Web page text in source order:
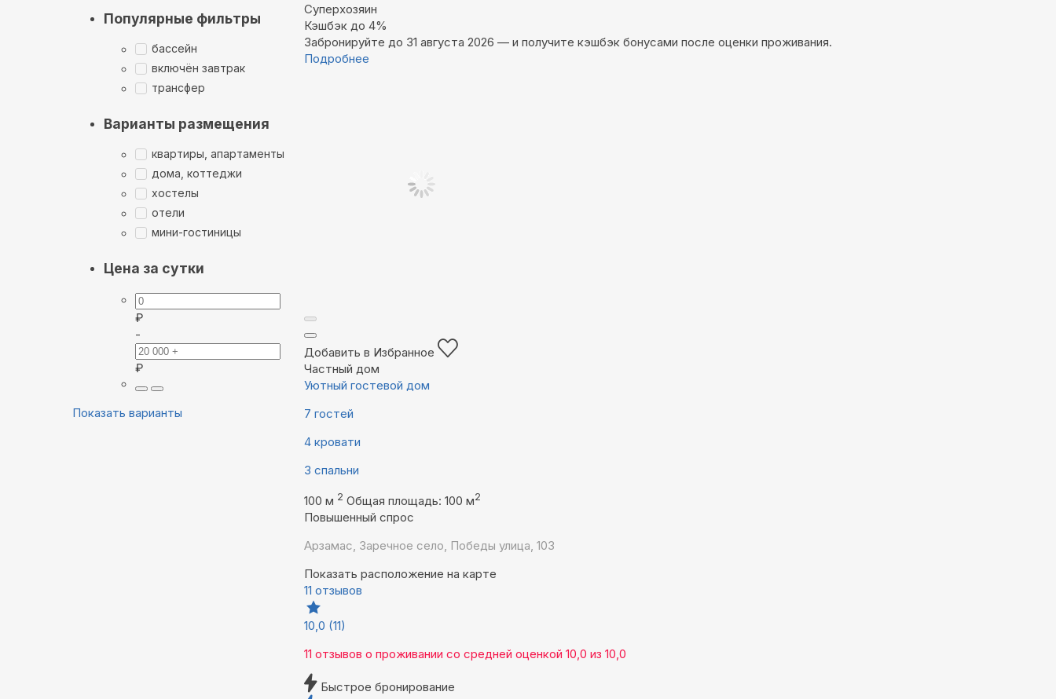
Популярные фильтры
бассейн
включён завтрак
трансфер
Варианты размещения
квартиры, апартаменты
дома, коттеджи
хостелы
отели
мини-гостиницы
Цена за сутки
₽
-
₽
Показать варианты
Суперхозяин
Кэшбэк до 4%
Забронируйте до 31 августа 2026 — и получите кэшбэк бонусами после оценки проживания.
Подробнее
Добавить в Избранное
Частный дом
Уютный гостевой дом
7 гостей
4 кровати
3 спальни
100 м 2 Общая площадь: 100 м2
Повышенный спрос
Арзамас, Заречное село, Победы улица, 103
Показать расположение на карте
11 отзывов
10,0 (11)
11 отзывов о проживании со средней оценкой 10,0 из 10,0
Быстрое бронирование